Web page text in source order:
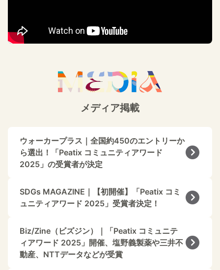
メディア掲載
ウォーカープラス｜全国約450のエントリーか
ら選出！「Peatix コミュニティアワード
2025」の受賞者が決定
SDGs MAGAZINE｜【初開催】「Peatix コミ
ュニティアワード 2025」受賞者決定！
Biz/Zine（ビズジン）｜「Peatix コミュニテ
ィアワード 2025」開催、塩野義製薬や三井不
動産、NTTデータなどが受賞